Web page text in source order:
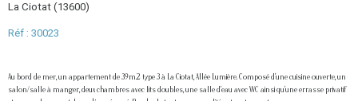
La Ciotat (13600)
Réf : 30023
Au bord de mer, un appartement de 39m2 type 3 à La Ciotat, Allée Lumière. Composé d'une cuisine ouverte, un
salon/salle à manger, deux chambres avec lits doubles, une salle d'eau avec WC ainsi qu'une errasse privatif